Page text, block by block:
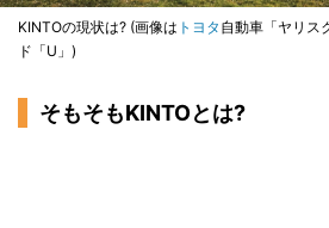
KINTOの現状は? (画像は トヨタ 自動車「ヤリス
ド「U」)
そもそもKINTOとは?